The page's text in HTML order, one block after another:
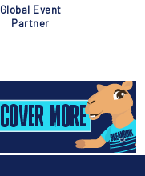
Global Event
Partner